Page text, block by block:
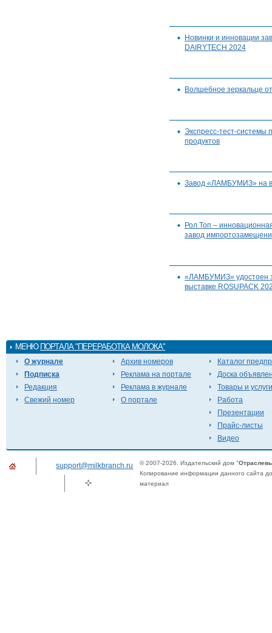
Новинки и инновации
DAIRYTECH 2024
Волшебное зеркальце
Экспресс-тест-
продуктов
Завод «ЛАМБУМИЗ» на
Рол Топ –
завод
«ЛАМБУМИЗ» удостоен
выставке ROSUPACK
МЕНЮ ПОРТАЛА "ПЕРЕРАБОТКА МОЛОКА"
О журнале
Подписка
Редакция
Свежий номер
Архив номеров
Реклама на портале
Реклама в журнале
О портале
Каталог
Доска
Товары и услуги
Работа
Презентации
Прайс-листы
Видео
support@milkbranch.ru © 2007-2026. Издательский дом "
Копирование информации данного сайта
материал